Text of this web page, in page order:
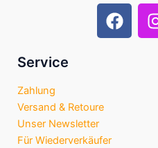
F
a
Service
Zahlung
Versand & Retoure
Unser Newsletter
Für Wiederverkäufer